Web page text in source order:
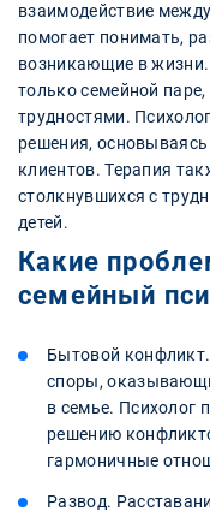
взаимодействие
помогает понимать,
возникающие в жизни.
только семейной
трудностями.
решения, основываясь
клиентов. Терапия
столкнувшихся с
детей.
Какие
семейный
Бытовой
споры,
в семье. Психолог
решению
гармоничные
Развод.